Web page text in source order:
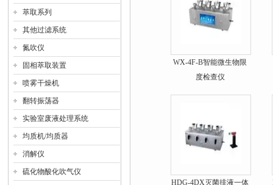
萃取系列
其他过滤系统
氮吹仪
固相萃取装置
喷雾干燥机
翻转振荡器
实验室废液处理系统
均质机/均质器
消解仪
硫化物酸化吹气仪
WX-4F-B智能微生物限
度检查仪
HDG-4DX灭菌排液一体